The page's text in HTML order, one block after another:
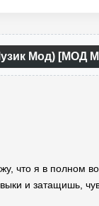
Мод) [МОД
что я в полном
и затащишь,